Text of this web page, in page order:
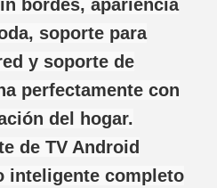
bordes, apariencia
soporte para
y soporte de
perfectamente con
del hogar.
de TV Android
inteligente completo